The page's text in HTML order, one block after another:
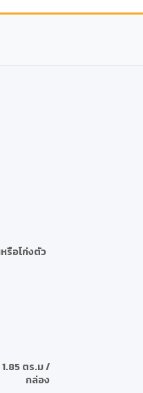
รือโก่งตัว
1.85 ตร.ม /
กล่อง